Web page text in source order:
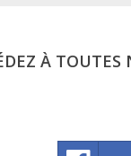
À TOUTES